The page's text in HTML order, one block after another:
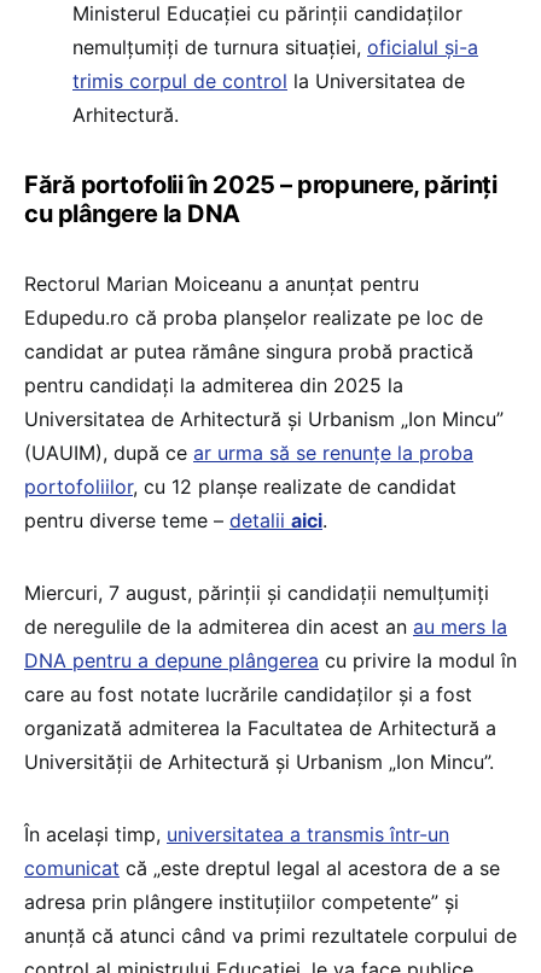
Ministerul Educației cu părinții candidaților
nemulțumiți de turnura situației, oficialul și-a
trimis corpul de control la Universitatea de
Arhitectură.
Fără portofolii în 2025 – propunere, părinți
cu plângere la DNA
Rectorul Marian Moiceanu a anunțat pentru
Edupedu.ro că proba planșelor realizate pe loc de
candidat ar putea rămâne singura probă practică
pentru candidați la admiterea din 2025 la
Universitatea de Arhitectură și Urbanism „Ion Mincu”
(UAUIM), după ce ar urma să se renunțe la proba
portofoliilor, cu 12 planșe realizate de candidat
pentru diverse teme – detalii aici.
Miercuri, 7 august, părinții și candidații nemulțumiți
de neregulile de la admiterea din acest an au mers la
DNA pentru a depune plângerea cu privire la modul în
care au fost notate lucrările candidaților și a fost
organizată admiterea la Facultatea de Arhitectură a
Universității de Arhitectură și Urbanism „Ion Mincu”.
În același timp, universitatea a transmis într-un
comunicat că „este dreptul legal al acestora de a se
adresa prin plângere instituțiilor competente” și
anunță că atunci când va primi rezultatele corpului de